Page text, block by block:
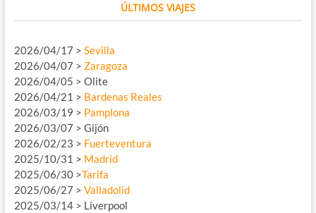
ÚLTIMOS VIAJES
2026/04/17 > Sevilla
2026/04/07 > Zaragoza
2026/04/05 > Olite
2026/04/21 > Bardenas Reales
2026/03/19 > Pamplona
2026/03/07 > Gijón
2026/02/23 > Fuerteventura
2025/10/31 > Madrid
2025/06/30 >Tarifa
2025/06/27 > Valladolid
2025/03/14 > Liverpool